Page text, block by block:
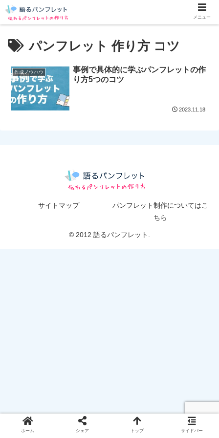
パンフレット 作り方 コツ
作成ノウハウ
事例で具体的に学ぶパンフレットの作
り方5つのコツ
2023.11.18
サイトマップ
パンフレット制作についてはこ
ちら
© 2012 語るパンフレット.
メニュー
ホーム シェア トップ サイドバー